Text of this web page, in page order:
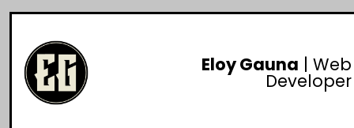
Eloy Gauna | Web
Developer